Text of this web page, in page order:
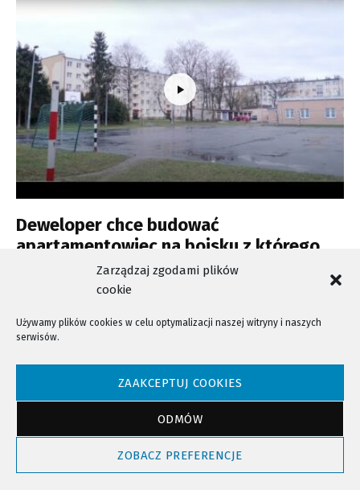
Zarządzaj zgodami plików
cookie
Używamy plików cookies w celu optymalizacji naszej witryny i naszych
serwisów.
ZAAKCEPTUJ COOKIES
ODMÓW
ZOBACZ PREFERENCJE
Deweloper chce budować
apartamentowiec na boisku z którego
korzystają mieszkańcy osiedla
NTV - Nasza Telewizja Sądecka © 2023 Wszystkie prawa zastrzeżone!
Powrót do góry